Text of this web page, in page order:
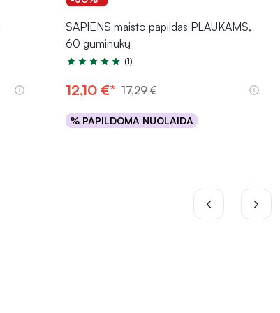
SAPIENS maisto papildas PLAUKAMS,
60 guminukų
Įvertinimas 5.0 iš 5
(1)
12,10 €* 17,29 €
% PAPILDOMA NUOLAIDA
Į krepšelį